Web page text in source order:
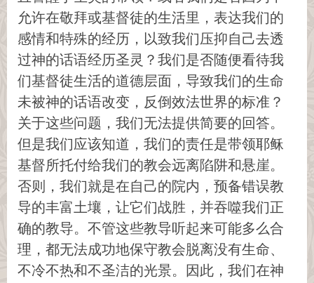
允许在敬拜或基督徒的生活里，表达我们的
感情和特殊的经历，以致我们压抑自己去透
过神的话语经历圣灵？我们是否随便看待我
们基督徒生活的道德层面，导致我们的生命
未被神的话语改变，反倒效法世界的标准？
关于这些问题，我们无法提供简要的回答。
但是我们应该知道，我们的责任是带领耶稣
基督所托付给我们的教会远离陷阱和悬崖。
否则，我们就是在自己的院内，预备错误教
导的丰富土壤，让它们战胜，并吞噬我们正
确的教导。不管这些教导听起来可能多么合
理，都无法成功地保守教会脱离没有生命、
不冷不热和不圣洁的光景。因此，我们在神